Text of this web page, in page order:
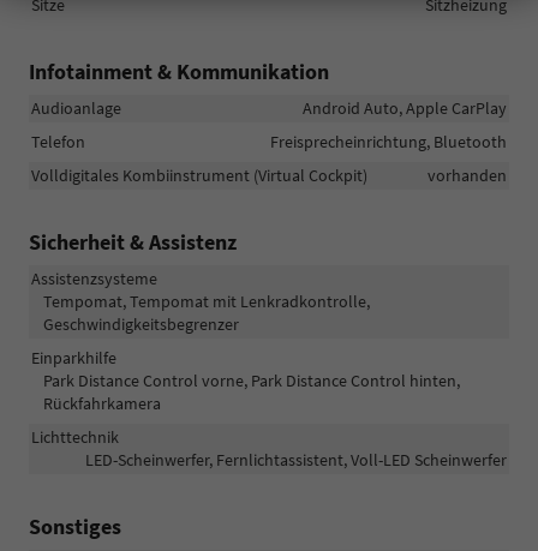
Sitze
Sitzheizung
Infotainment & Kommunikation
Audioanlage
Android Auto, Apple CarPlay
Telefon
Freisprecheinrichtung, Bluetooth
Volldigitales Kombiinstrument (Virtual Cockpit)
vorhanden
Sicherheit & Assistenz
Assistenzsysteme
Tempomat, Tempomat mit Lenkradkontrolle,
Geschwindigkeitsbegrenzer
Einparkhilfe
Park Distance Control vorne, Park Distance Control hinten,
Rückfahrkamera
Lichttechnik
LED-Scheinwerfer, Fernlichtassistent, Voll-LED Scheinwerfer
Sonstiges